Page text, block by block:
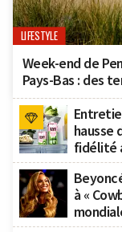
LIFESTYLE
Week-end de
Pays-Bas : des
hausse
fidélité
à «